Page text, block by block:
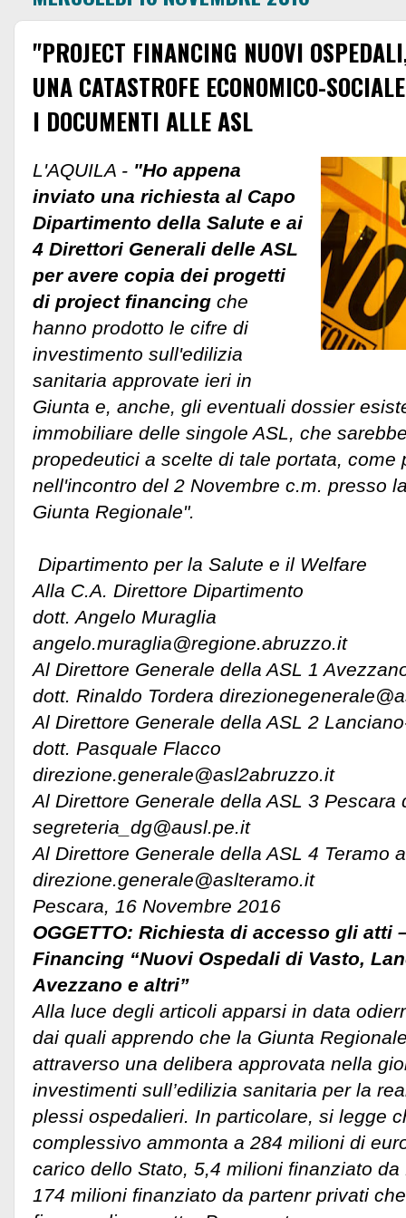
"PROJECT FINANCING NUOVI
UNA CATASTROFE ECONOMICO-
I DOCUMENTI ALLE ASL
L'AQUILA - "Ho appena
inviato una richiesta al Capo
Dipartimento della Salute e ai
4 Direttori Generali delle ASL
per avere copia dei progetti
di project financing che
hanno prodotto le cifre di
investimento sull'edilizia
sanitaria approvate ieri in
Giunta e, anche, gli eventuali dossier
immobiliare delle singole ASL, che
propedeutici a scelte di tale portata, come
nell'incontro del 2 Novembre c.m. presso
Giunta Regionale".
Dipartimento per la Salute e il Welfare
Alla C.A. Direttore Dipartimento
dott. Angelo Muraglia
angelo.muraglia@regione.abruzzo.it
Al Direttore Generale della ASL 1
dott. Rinaldo Tordera
Al Direttore Generale della ASL 2
dott. Pasquale Flacco
direzione.generale@asl2abruzzo.it
Al Direttore Generale della ASL 3 Pescara
segreteria_dg@ausl.pe.it
Al Direttore Generale della ASL 4 Teramo
direzione.generale@aslteramo.it
Pescara, 16 Novembre 2016
OGGETTO: Richiesta di accesso gli atti
Financing “Nuovi Ospedali di Vasto,
Avezzano e altri”
Alla luce degli articoli apparsi in data
dai quali apprendo che la Giunta
attraverso una delibera approvata nella
investimenti sull’edilizia sanitaria per la
plessi ospedalieri. In particolare, si legge
complessivo ammonta a 284 milioni di
carico dello Stato, 5,4 milioni finanziato
174 milioni finanziato da partenr privati